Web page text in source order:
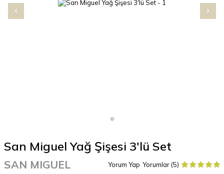
San Miguel Yağ Şişesi 3'lü Set
SAN MIGUEL Yorum Yap Yorumlar (5)